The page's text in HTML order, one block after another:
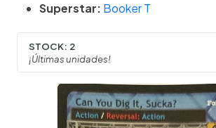
Superstar: Booker T
STOCK: 2
¡Últimas unidades!